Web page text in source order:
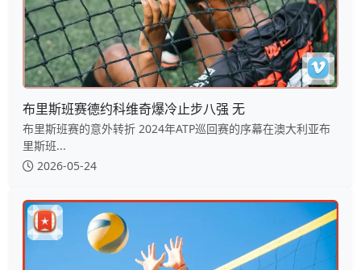
布里斯班赛德约科维奇爆冷止步八强 无
布里斯班赛的意外转折 2024年ATP巡回赛的序幕在澳大利亚布
里斯班...
2026-05-24